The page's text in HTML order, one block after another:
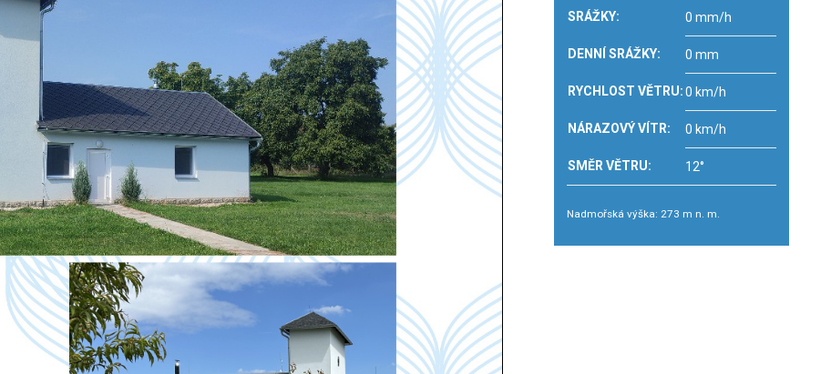
SRÁŽKY: 0 mm/h
DENNÍ SRÁŽKY: 0 mm
RYCHLOST VĚTRU: 0 km/h
NÁRAZOVÝ VÍTR: 0 km/h
SMĚR VĚTRU: 12°
Nadmořská výška: 273 m n. m.